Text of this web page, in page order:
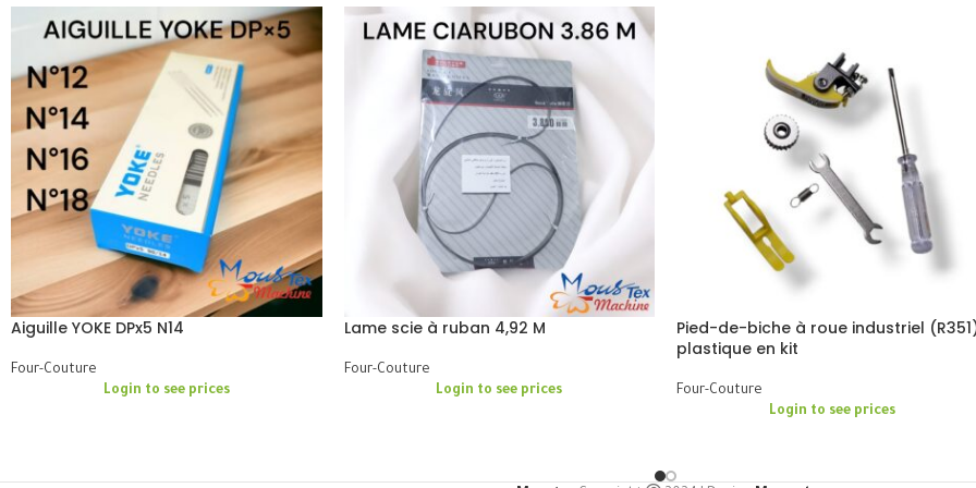
Aiguille YOKE DPx5 N14
Four-Couture
Login to see prices
Lame scie à ruban 4,92 M
Four-Couture
Login to see prices
Pied-de-biche à roue industriel
plastique en kit
Four-Couture
Login to see prices